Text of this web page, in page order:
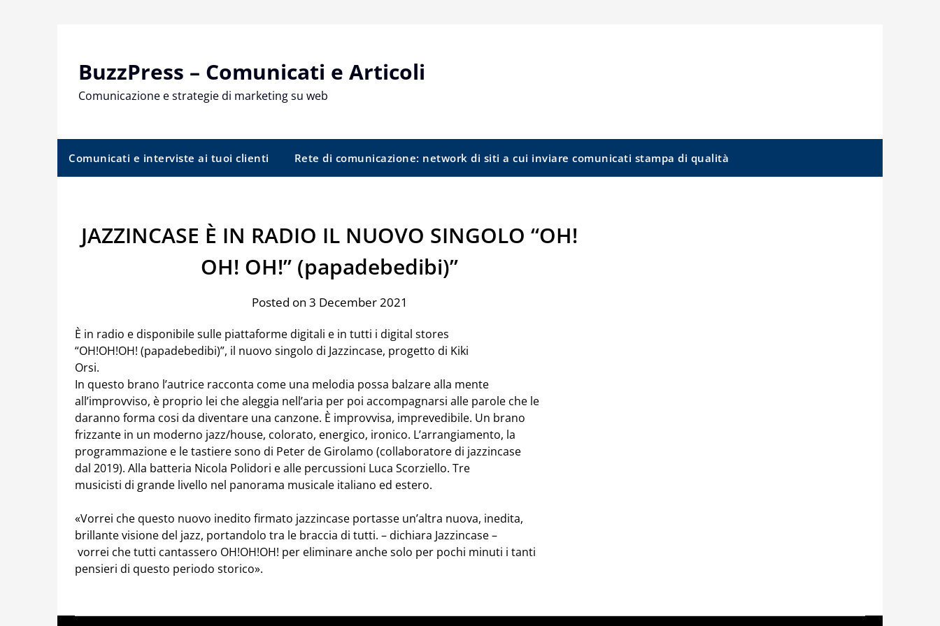
BuzzPress – Comunicati e Articoli
Comunicazione e strategie di marketing su web
Comunicati e interviste ai tuoi clienti Rete di comunicazione: network di siti a cui inviare comunicati stampa di qualità
JAZZINCASE È IN RADIO IL NUOVO SINGOLO “OH!
OH! OH!” (papadebedibi)”
Posted on 3 December 2021
È in radio e disponibile sulle piattaforme digitali e in tutti i digital stores
“OH!OH!OH! (papadebedibi)”, il nuovo singolo di Jazzincase, progetto di Kiki
Orsi.
In questo brano l’autrice racconta come una melodia possa balzare alla mente
all’improvviso, è proprio lei che aleggia nell’aria per poi accompagnarsi alle parole che le
daranno forma cosi da diventare una canzone. È improvvisa, imprevedibile. Un brano
frizzante in un moderno jazz/house, colorato, energico, ironico. L’arrangiamento, la
programmazione e le tastiere sono di Peter de Girolamo (collaboratore di jazzincase
dal 2019). Alla batteria Nicola Polidori e alle percussioni Luca Scorziello. Tre
musicisti di grande livello nel panorama musicale italiano ed estero.
«Vorrei che questo nuovo inedito firmato jazzincase portasse un’altra nuova, inedita,
brillante visione del jazz, portandolo tra le braccia di tutti. – dichiara Jazzincase –
vorrei che tutti cantassero OH!OH!OH! per eliminare anche solo per pochi minuti i tanti
pensieri di questo periodo storico».